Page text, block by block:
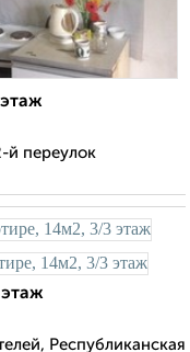
й переулок
Республиканская